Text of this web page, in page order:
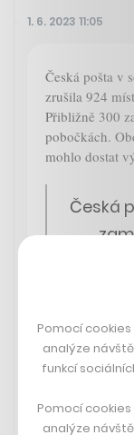
1. 6. 2023 11:05
Česká pošta v
zrušila 924
Přibližně 300
pobočkách.
mohlo dostat
Česká
asi
—
Pomocí
analýze
funkcí
Pomocí
analýze